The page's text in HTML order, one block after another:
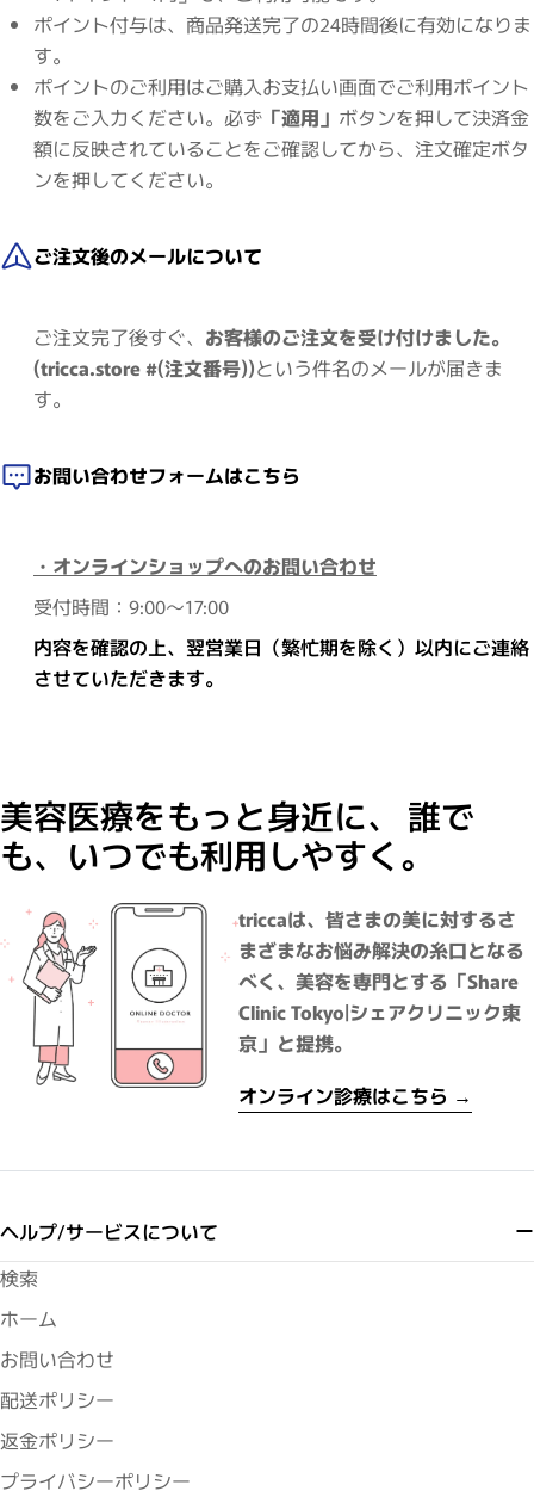
ポイント付与は、商品発送完了の24時間後に有効になりま
す。
ポイントのご利用はご購入お支払い画面でご利用ポイント
数をご入力ください。必ず 「適用」 ボタンを押して決済金
額に反映されていることをご確認してから、注文確定ボタ
ンを押してください。
ご注文後のメールについて
ご注文完了後すぐ、 お客様のご注文を受け付けました。
(tricca.store #(注文番号))という件名のメールが届きま
す。
お問い合わせフォームはこちら
・オンラインショップへのお問い合わせ
受付時間：9:00～17:00
内容を確認の上、翌営業日（繁忙期を除く）以内にご連絡
させていただきます。
美容医療をもっと身近に、 誰で
も、いつでも利用しやすく。
triccaは、皆さまの美に対するさ
まざまなお悩み解決の糸口となる
べく、美容を専門とする「Share
Clinic Tokyo|シェアクリニック東
京」と提携。
オンライン診療はこちら →
ヘルプ/サービスについて
検索
ホーム
お問い合わせ
配送ポリシー
返金ポリシー
プライバシーポリシー